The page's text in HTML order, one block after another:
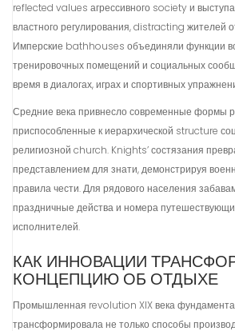
reflected values агрессивного society и
властного регулирования, distracting жителей
Имперские bathhouses объединяли функции
тренировочных помещений и социальных
время в диалогах, играх и спортивных
Средние века привнесло современные формы
приспособленные к иерархической structure
религиозной church. Knights’ состязания
представлением для знати, демонстрируя
правила чести. Для рядового населения
праздничные действа и номера
исполнителей.
КАК ИННОВАЦИИ
КОНЦЕПЦИЮ ОБ ОТДЫХЕ
Промышленная revolution XIX века
трансформировала не только способы